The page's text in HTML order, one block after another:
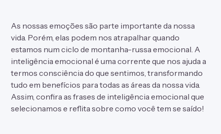
As nossas emoções são parte importante da nossa
vida. Porém, elas podem nos atrapalhar quando
estamos num ciclo de montanha-russa emocional. A
inteligência emocional é uma corrente que nos ajuda a
termos consciência do que sentimos, transformando
tudo em benefícios para todas as áreas da nossa vida.
Assim, confira as frases de inteligência emocional que
selecionamos e reflita sobre como você tem se saído!